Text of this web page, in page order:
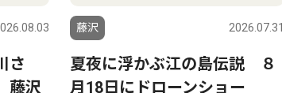
さ
藤沢
藤沢 2026.07.31
夏夜に浮かぶ江の島伝説 ８
月18日にドローンショー